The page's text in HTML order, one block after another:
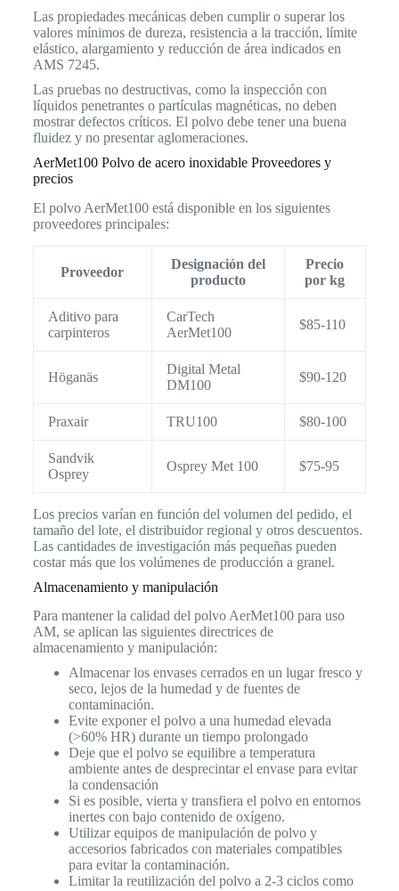
Las propiedades mecánicas deben cumplir o superar los
valores mínimos de dureza, resistencia a la tracción, límite
elástico, alargamiento y reducción de área indicados en
AMS 7245.
Las pruebas no destructivas, como la inspección con
líquidos penetrantes o partículas magnéticas, no deben
mostrar defectos críticos. El polvo debe tener una buena
fluidez y no presentar aglomeraciones.
AerMet100 Polvo de acero inoxidable Proveedores y
precios
El polvo AerMet100 está disponible en los siguientes
proveedores principales:
Proveedor
Designación del
producto
Precio
por kg
Aditivo para
carpinteros
CarTech
AerMet100
$85-110
Höganäs
Digital Metal
DM100
$90-120
Praxair TRU100 $80-100
Sandvik
Osprey
Osprey Met 100 $75-95
Los precios varían en función del volumen del pedido, el
tamaño del lote, el distribuidor regional y otros descuentos.
Las cantidades de investigación más pequeñas pueden
costar más que los volúmenes de producción a granel.
Almacenamiento y manipulación
Para mantener la calidad del polvo AerMet100 para uso
AM, se aplican las siguientes directrices de
almacenamiento y manipulación:
Almacenar los envases cerrados en un lugar fresco y
seco, lejos de la humedad y de fuentes de
contaminación.
Evite exponer el polvo a una humedad elevada
(>60% HR) durante un tiempo prolongado
Deje que el polvo se equilibre a temperatura
ambiente antes de desprecintar el envase para evitar
la condensación
Si es posible, vierta y transfiera el polvo en entornos
inertes con bajo contenido de oxígeno.
Utilizar equipos de manipulación de polvo y
accesorios fabricados con materiales compatibles
para evitar la contaminación.
Limitar la reutilización del polvo a 2-3 ciclos como